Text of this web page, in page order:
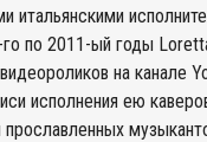
итальянскими
по 2011-ый годы
на канале
исполнения ею
прославленных